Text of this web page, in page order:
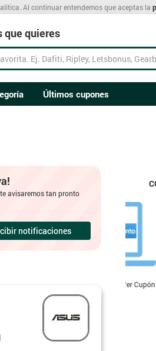
Al continuar entendemos que aceptas la
que quieres
Últimos cupones
avisaremos tan pronto
notificaciones
Copia
lugar